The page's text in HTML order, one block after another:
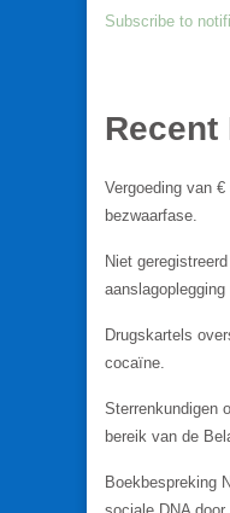
Subscribe to
Recent
Vergoeding van
bezwaarfase.
Niet
aanslagoplegging
Drugskartels
cocaïne.
Sterrenkundigen
bereik van de
Boekbespreking